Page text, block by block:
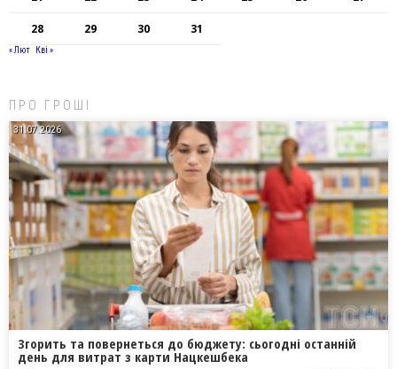
28 29 30 31
« Лют Кві »
ПРО ГРОШІ
31.07.2026
Згорить та повернеться до бюджету: сьогодні останній
день для витрат з карти Нацкешбека